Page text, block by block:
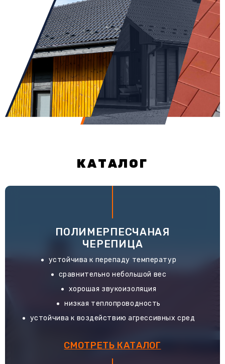
КАТАЛОГ
ПОЛИМЕРПЕСЧАНАЯ
ЧЕРЕПИЦА
устойчива к перепаду температур
сравнительно небольшой вес
хорошая звукоизоляция
низкая теплопроводность
устойчива к воздействию агрессивных сред
СМОТРЕТЬ КАТАЛОГ